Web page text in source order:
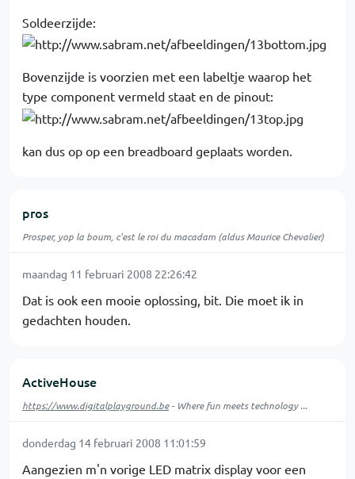
Soldeerzijde:
Bovenzijde is voorzien met een labeltje waarop het
type component vermeld staat en de pinout:
kan dus op op een breadboard geplaats worden.
pros
Prosper, yop la boum, c'est le roi du macadam (aldus Maurice Chevalier)
maandag 11 februari 2008 22:26:42
Dat is ook een mooie oplossing, bit. Die moet ik in
gedachten houden.
ActiveHouse
https://www.digitalplayground.be- Where fun meets technology ...
donderdag 14 februari 2008 11:01:59
Aangezien m'n vorige LED matrix display voor een